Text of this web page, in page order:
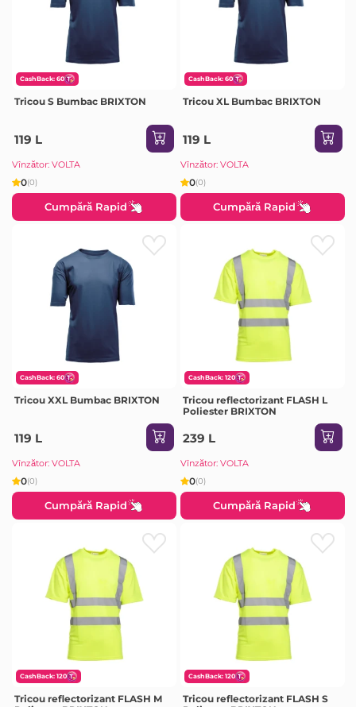
CashBack: 60
Tricou S Bumbac BRIXTON
119 L
Vînzător: VOLTA
0(0)
Cumpără Rapid
CashBack: 60
Tricou XL Bumbac BRIXTON
119 L
Vînzător: VOLTA
0(0)
Cumpără Rapid
CashBack: 60
Tricou XXL Bumbac BRIXTON
119 L
Vînzător: VOLTA
0(0)
Cumpără Rapid
CashBack: 120
Tricou reflectorizant FLASH L
Poliester BRIXTON
239 L
Vînzător: VOLTA
0(0)
Cumpără Rapid
CashBack: 120
Tricou reflectorizant FLASH M
CashBack: 120
Tricou reflectorizant FLASH S